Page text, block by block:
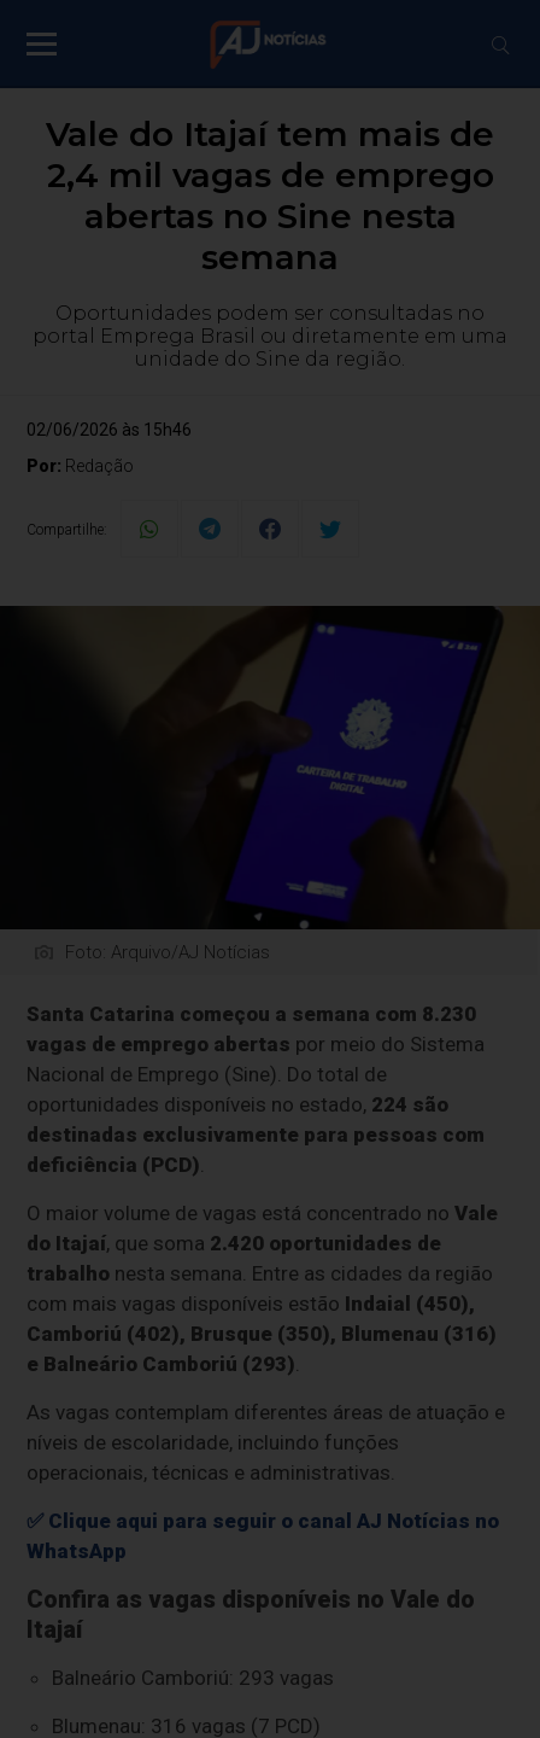
Vale do Itajaí tem mais de
2,4 mil vagas de emprego
abertas no Sine nesta
semana
Oportunidades podem ser consultadas no
portal Emprega Brasil ou diretamente em uma
unidade do Sine da região.
02/06/2026 às 15h46
Por: Redação
Compartilhe:
Foto: Arquivo/AJ Notícias
Santa Catarina começou a semana com 8.230
vagas de emprego abertas por meio do Sistema
Nacional de Emprego (Sine). Do total de
oportunidades disponíveis no estado, 224 são
destinadas exclusivamente para pessoas com
deficiência (PCD)
O maior volume de vagas está concentrado noVale
do Itajaí, que soma 2.420 oportunidades de
trabalho nesta semana. Entre as cidades da região
com mais vagas disponíveis estão Indaial (450),
Camboriú (402), Brusque (350), Blumenau (316)
e Balneário Camboriú (293)
As vagas contemplam diferentes áreas de atuação e
níveis de escolaridade, incluindo funções
operacionais, técnicas e administrativas.
✅ Clique aqui para seguir o canal AJ Notícias no
WhatsApp
Confira as vagas disponíveis no Vale do
Itajaí
Balneário Camboriú: 293 vagas
Blumenau: 316 vagas (7 PCD)